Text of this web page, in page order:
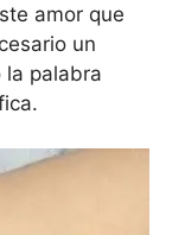
amor que
un
la palabra